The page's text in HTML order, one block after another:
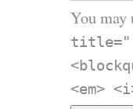
You may
<em>